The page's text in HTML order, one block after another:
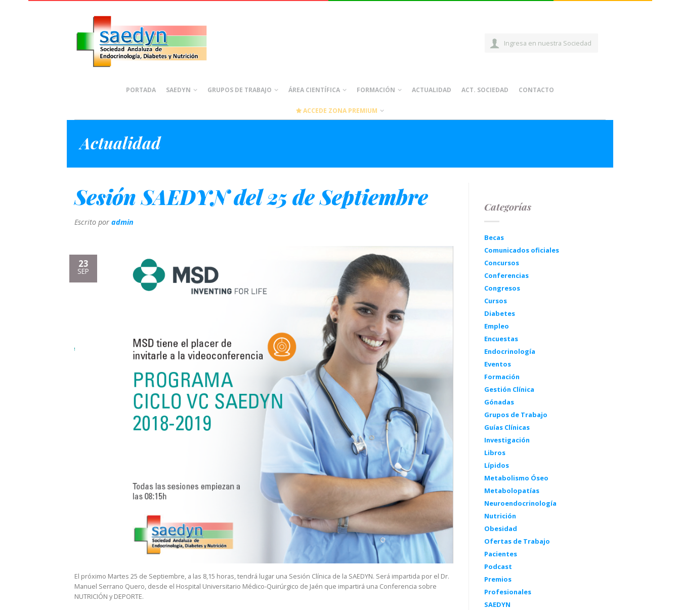
Ingresa en nuestra Sociedad
PORTADA SAEDYN GRUPOS DE TRABAJO ÁREA CIENTÍFICA FORMACIÓN ACTUALIDAD ACT. SOCIEDAD CONTACTO
ACCEDE ZONA PREMIUM
Actualidad
Sesión SAEDYN del 25 de Septiembre
Escrito por admin
23
SEP
El próximo Martes 25 de Septiembre, a las 8,15 horas, tendrá lugar una Sesión Clínica de la SAEDYN. Será impartida por el Dr.
Manuel Serrano Quero, desde el Hospital Universitario Médico-Quirúrgico de Jaén que impartirá una Conferencia sobre
NUTRICIÓN y DEPORTE.
Categorías
Becas
Comunicados oficiales
Concursos
Conferencias
Congresos
Cursos
Diabetes
Empleo
Encuestas
Endocrinología
Eventos
Formación
Gestión Clínica
Gónadas
Grupos de Trabajo
Guías Clínicas
Investigación
Libros
Lípidos
Metabolismo Óseo
Metabolopatías
Neuroendocrinología
Nutrición
Obesidad
Ofertas de Trabajo
Pacientes
Podcast
Premios
Profesionales
SAEDYN